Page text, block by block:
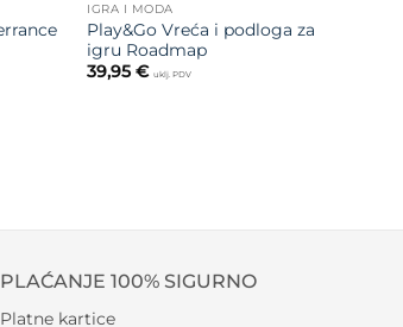
IGRA I MODA
Play&Go Vreća i podloga za
igru Roadmap
39,95€ uklj. PDV
PLAĆANJE 100% SIGURNO
Platne kartice